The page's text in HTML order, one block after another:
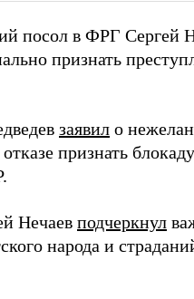
посол в ФРГ Сергей
признать
заявил о
признать
Нечаев подчеркнул
народа и